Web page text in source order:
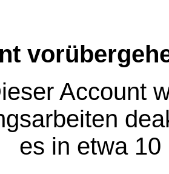
Account
es in etwa